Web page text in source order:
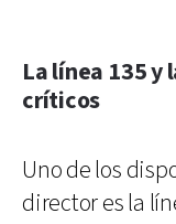
La línea 135
críticos
Uno de los
director es la